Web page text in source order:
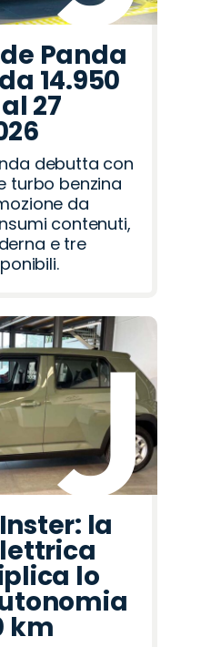
Panda
14.950
27
debutta con
turbo benzina
da
contenuti,
e tre
la
lo
km